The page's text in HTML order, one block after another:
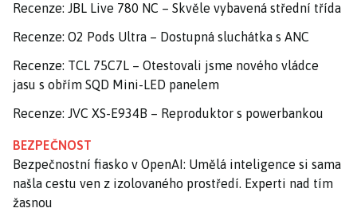
Recenze: JBL Live 780 NC – Skvěle vybavená střední třída
Recenze: O2 Pods Ultra – Dostupná sluchátka s ANC
Recenze: TCL 75C7L – Otestovali jsme nového vládce
jasu s obřím SQD Mini-LED panelem
Recenze: JVC XS-E934B – Reproduktor s powerbankou
BEZPEČNOST
Bezpečnostní fiasko v OpenAI: Umělá inteligence si sama
našla cestu ven z izolovaného prostředí. Experti nad tím
žasnou